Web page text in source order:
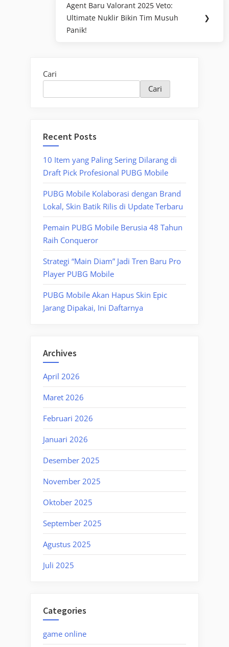
Next
Post:
Agent Baru Valorant 2025 Veto:
Ultimate Nuklir Bikin Tim Musuh
Panik!
❯
Cari
Cari
Recent Posts
10 Item yang Paling Sering Dilarang di
Draft Pick Profesional PUBG Mobile
PUBG Mobile Kolaborasi dengan Brand
Lokal, Skin Batik Rilis di Update Terbaru
Pemain PUBG Mobile Berusia 48 Tahun
Raih Conqueror
Strategi “Main Diam” Jadi Tren Baru Pro
Player PUBG Mobile
PUBG Mobile Akan Hapus Skin Epic
Jarang Dipakai, Ini Daftarnya
Archives
April 2026
Maret 2026
Februari 2026
Januari 2026
Desember 2025
November 2025
Oktober 2025
September 2025
Agustus 2025
Juli 2025
Categories
game online